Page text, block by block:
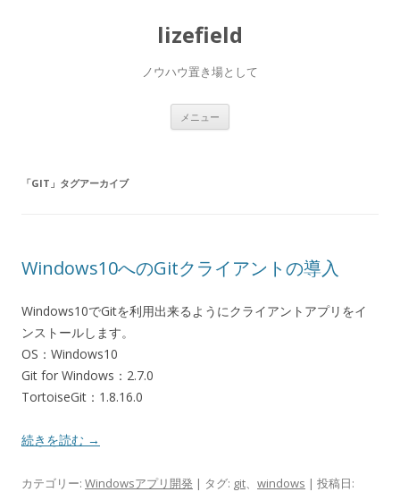
lizefield
ノウハウ置き場として
メニュー
「GIT 」タグアーカイブ
Windows10へのGitクライアントの導入
Windows10でGitを利用出来るようにクライアントアプリをイ
ンストールします。
OS：Windows10
Git for Windows：2.7.0
TortoiseGit：1.8.16.0
続きを読む →
カテゴリー: Windowsアプリ開発 | タグ: git、 windows | 投稿日: